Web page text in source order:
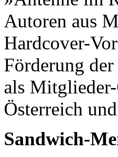
Autoren aus
Hardcover-
Förderung
als
Österreich
Sandwich-